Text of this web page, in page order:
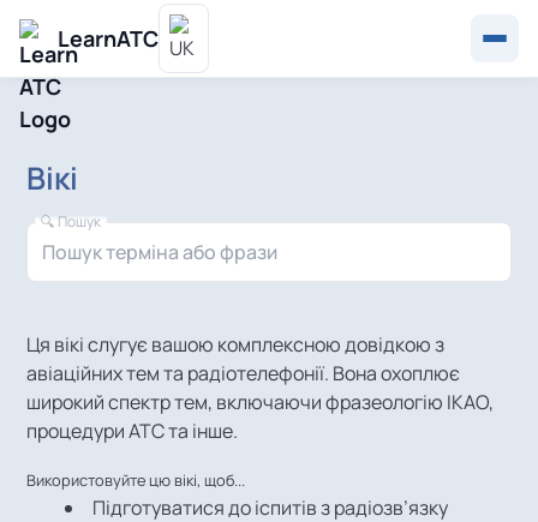
LearnATC
Вікі
🔍 Пошук
Ця вікі слугує вашою комплексною довідкою з
авіаційних тем та радіотелефонії. Вона охоплює
широкий спектр тем, включаючи фразеологію ІКАО,
процедури АТC та інше.
Використовуйте цю вікі, щоб...
Підготуватися до іспитів з радіозв’язку